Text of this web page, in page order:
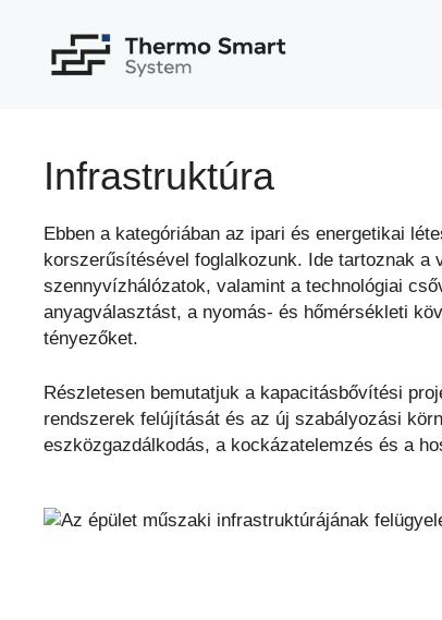
tartalomba
Infrastruktúra
Ebben a kategóriában az ipari és energetikai
korszerűsítésével foglalkozunk. Ide tartoznak
szennyvízhálózatok, valamint a technológiai
anyagválasztást, a nyomás- és hőmérsékleti
tényezőket.
Részletesen bemutatjuk a kapacitásbővítési
rendszerek felújítását és az új szabályozási
eszközgazdálkodás, a kockázatelemzés és a